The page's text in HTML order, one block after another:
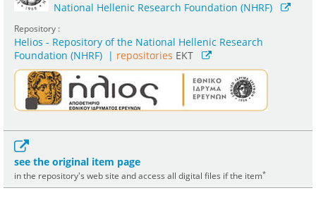
National Hellenic Research Foundation (NHRF)
Repository :
Helios - Repository of the National Hellenic Research
Foundation (NHRF) | repositories EKT
see the original item page
in the repository's web site and access all digital files if the item*